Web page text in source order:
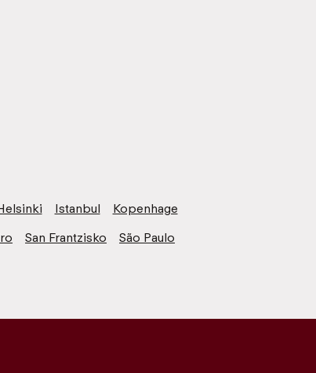
Istanbul
Kopenhage
San Frantzisko
São Paulo